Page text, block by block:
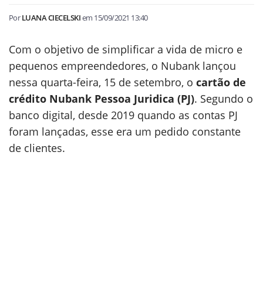
PorLUANA CIECELSKIem 15/09/2021 13:40
Com o objetivo de simplificar a vida de micro e
pequenos empreendedores, o Nubank lançou
nessa quarta-feira, 15 de setembro, o cartão de
crédito Nubank Pessoa Juridica (PJ). Segundo o
banco digital, desde 2019 quando as contas PJ
foram lançadas, esse era um pedido constante
de clientes.